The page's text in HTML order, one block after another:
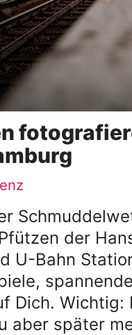
der
U-Bahn
Dich. Wichtig:
aber später